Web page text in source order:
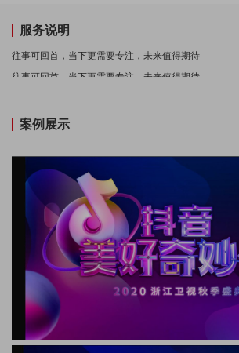
服务说明
往事可回首，当下更需要专注，未来值得期待
往事可回首，当下更需要专注，未来值得期待
案例展示